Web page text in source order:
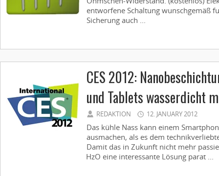
entworfene Schaltung wunschgemäß
Sicherung auch ...
CES 2012:
und Tablets wasserdicht
REDAKTION 12. JANUARY 2012
Das kühle Nass kann einem
ausmachen, als es dem
Damit das in Zukunft nicht mehr
HzO eine interessante Lösung parat ...